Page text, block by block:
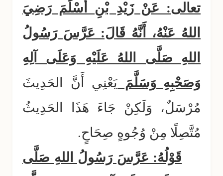
تعالى: عَنْ زَيْدِ بْنِ أَسْلَمَ رَضِيَ
اللهُ عَنْهُ، أَنَّهُ قَالَ: عَرَّسَ رَسُولُ
اللهِ صَلَّى اللهُ عَلَيْهِ وَعَلَى آلِهِ
وَصَحْبِهِ وَسَلَّمَ يَعْنِي أَنَّ الحَدِيثَ
مُرْسَلٌ، وَلَكِنْ جَاءَ هَذَا الحَدِيثُ
مُتَّصِلًا مِنْ وُجُوهٍ صِحَاحٍ.
قَوْلُهُ: عَرَّسَ رَسُولُ اللهِ صَلَّى